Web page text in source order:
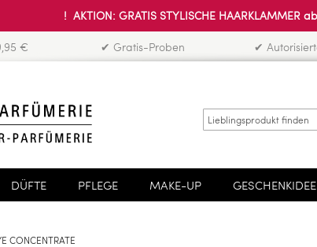
! AKTION: GRATIS STYLISCHE
€ ✔ Gratis-Proben ✔
DÜFTE PFLEGE MAKE-UP
CONCENTRATE